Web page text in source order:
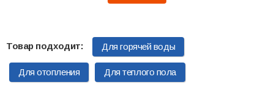
Для горячей воды
Для отопления Для теплого пола